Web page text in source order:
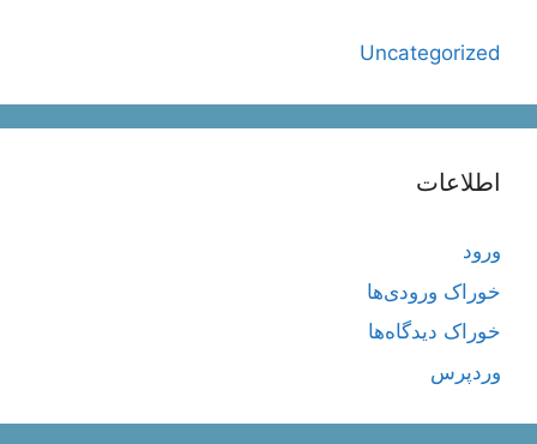
Uncategorized
اطلاعات
ورود
خوراک ورودی‌ها
خوراک دیدگاه‌ها
وردپرس